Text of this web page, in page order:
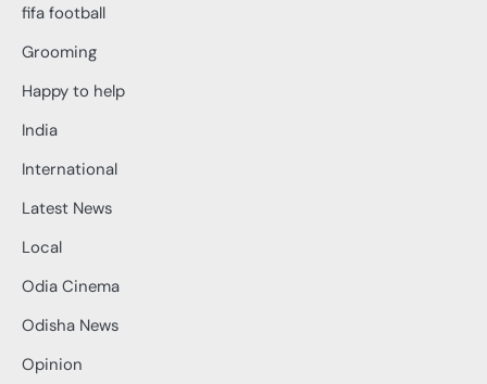
fifa football
Grooming
Happy to help
India
International
Latest News
Local
Odia Cinema
Odisha News
Opinion